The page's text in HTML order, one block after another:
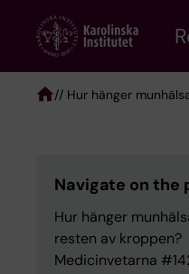
content
// Hur hänger
Navigate on the
Hur hänger
resten av kroppen?
Medicinvetarna